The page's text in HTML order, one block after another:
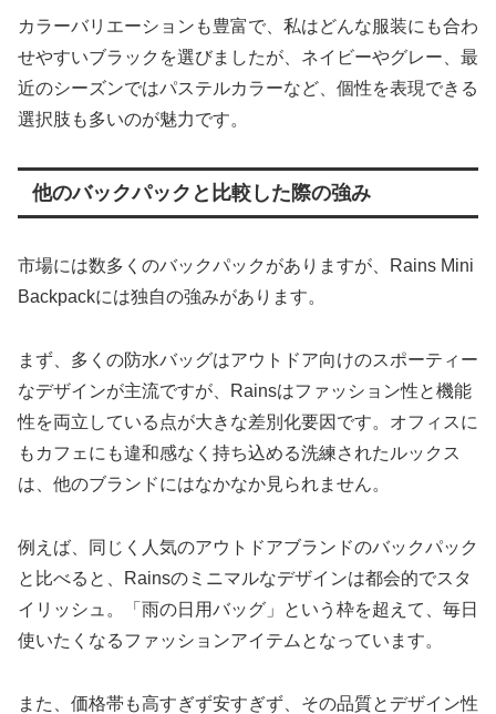
カラーバリエーションも豊富で、私はどんな服装にも合わ
せやすいブラックを選びましたが、ネイビーやグレー、最
近のシーズンではパステルカラーなど、個性を表現できる
選択肢も多いのが魅力です。
他のバックパックと比較した際の強み
市場には数多くのバックパックがありますが、Rains Mini
Backpackには独自の強みがあります。
まず、多くの防水バッグはアウトドア向けのスポーティー
なデザインが主流ですが、Rainsはファッション性と機能
性を両立している点が大きな差別化要因です。オフィスに
もカフェにも違和感なく持ち込める洗練されたルックス
は、他のブランドにはなかなか見られません。
例えば、同じく人気のアウトドアブランドのバックパック
と比べると、Rainsのミニマルなデザインは都会的でスタ
イリッシュ。「雨の日用バッグ」という枠を超えて、毎日
使いたくなるファッションアイテムとなっています。
また、価格帯も高すぎず安すぎず、その品質とデザイン性